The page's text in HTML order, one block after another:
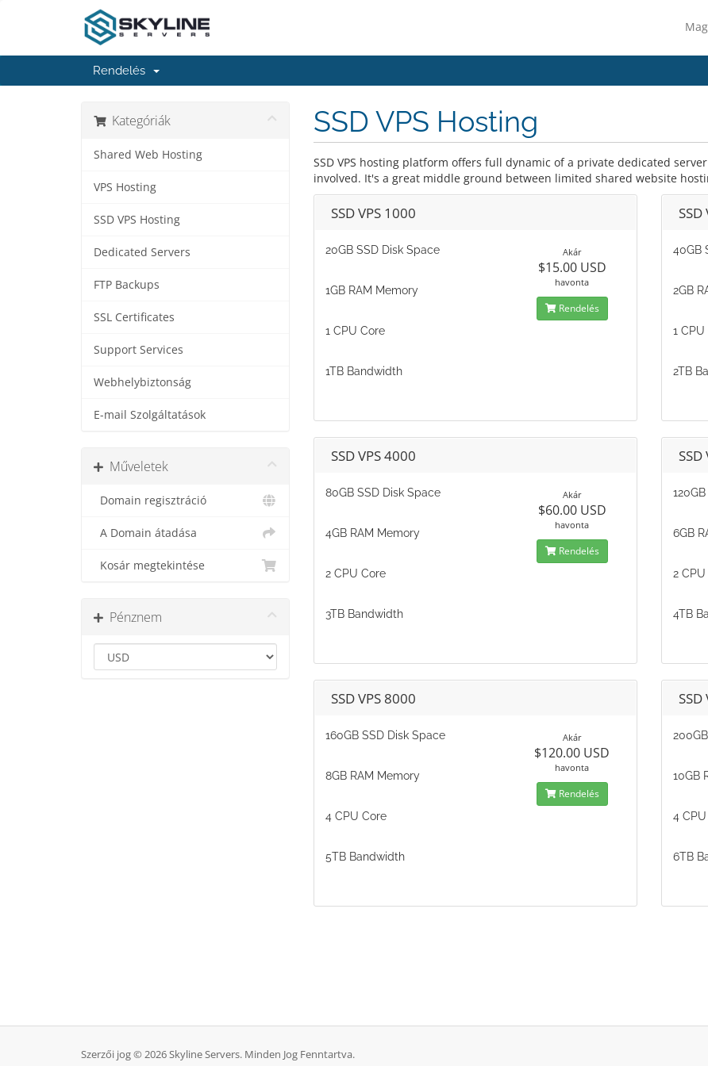
Rendelés
Kategóriák
Shared Web Hosting
VPS Hosting
SSD VPS Hosting
Dedicated Servers
FTP Backups
SSL Certificates
Support Services
Webhelybiztonság
E-mail Szolgáltatások
Műveletek
Domain regisztráció
A Domain átadása
Kosár megtekintése
Pénznem
SSD VPS Hosting
SSD VPS hosting platform offers full dynamic of a private dedicated
involved. It's a great middle ground between limited shared website
SSD VPS 1000
20GB SSD Disk Space
1GB RAM Memory
1 CPU Core
1TB Bandwidth
Akár
$15.00 USD
havonta
Rendelés
SSD
40GB
2GB
1
2TB
SSD VPS 4000
80GB SSD Disk Space
4GB RAM Memory
2 CPU Core
3TB Bandwidth
Akár
$60.00 USD
havonta
Rendelés
SSD
6GB
2
4TB
SSD VPS 8000
160GB SSD Disk Space
8GB RAM Memory
4 CPU Core
5TB Bandwidth
Akár
$120.00 USD
havonta
Rendelés
10GB
4
6TB
Szerzői jog © 2026 Skyline Servers. Minden Jog Fenntartva.